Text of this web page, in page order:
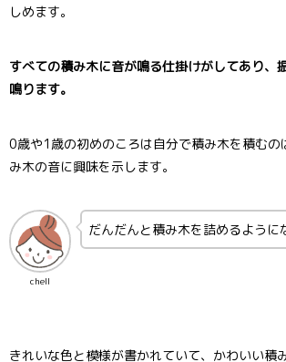
しめます。
すべての積み木に音が鳴る仕掛けがしてあり、
鳴ります。
0歳や1歳の初めのころは自分で積み木を積むの
み木の音に興味を示します。
chell
だんだんと積み木を詰めるように
きれいな色と模様が書かれていて、かわいい積